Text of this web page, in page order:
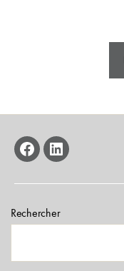
facebooklinkedin
Rechercher